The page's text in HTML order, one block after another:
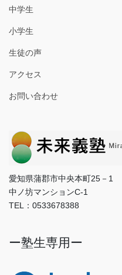
中学生
小学生
生徒の声
アクセス
お問い合わせ
愛知県蒲郡市中央本町25－1
中ノ坊マンションC-1
TEL：0533678388
ー塾生専用ー